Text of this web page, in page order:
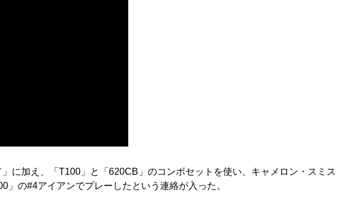
に加え、「T100」と「620CB」のコンボセットを使い、キャメロン・スミス
の#4アイアンでプレーしたという連絡が入った。